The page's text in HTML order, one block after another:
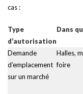
cas :
Type
d’autorisation
Dans
Demande
d’emplacement
sur un marché
Halles,
foire